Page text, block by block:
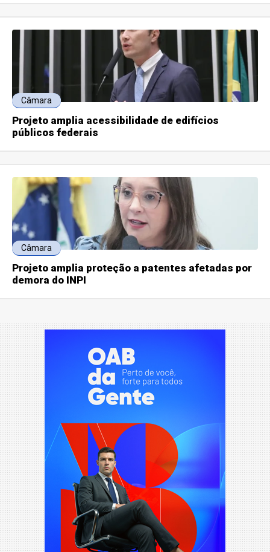
Câmara
Projeto amplia acessibilidade de edifícios
públicos federais
Câmara
Projeto amplia proteção a patentes afetadas por
demora do INPI